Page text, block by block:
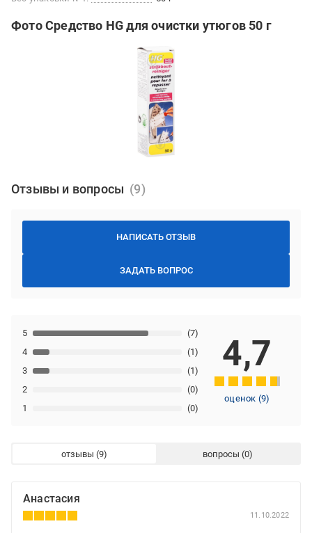
Фото Средство HG для очистки утюгов 50 г
Отзывы и вопросы
НАПИСАТЬ ОТЗЫВ
ЗАДАТЬ ВОПРОС
1 (0)
2 (0)
3 (1)
4 (1)
5 (7)
4,7
оценок (9)
отзывы вопросы
Анастасия
11.10.2022